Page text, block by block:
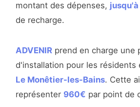
montant des dépenses,
de recharge.
ADVENIR prend en charge une
d'installation pour les résidents
Le Monêtier-les-Bains. Cette
représenter 960€ par point de